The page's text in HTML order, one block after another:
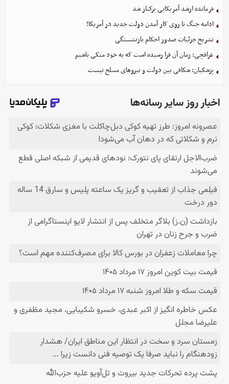
فرمانده ارشد آمریکایی برکنار شد
ادامه جنگ تا روی کار آمدن دولت جدید در آمریکا!
تشریح جزئیات صدور احکام بازنشستگی
عراقچی: زمان آن فرا رسیده است که به خود متکی باشیم
پزشکیان: شکافی بین دولت و نیروهای مسلح نیست